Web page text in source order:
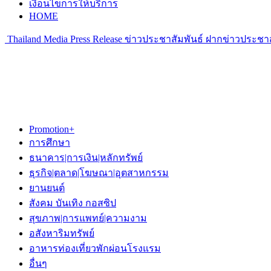
เงื่อนไขการให้บริการ
HOME
Thailand Media Press Release ข่าวประชาสัมพันธ์ ฝากข่าวประ
Promotion+
การศึกษา
ธนาคาร|การเงิน|หลักทรัพย์
ธุรกิจ|ตลาด|โฆษณา|อุตสาหกรรม
ยานยนต์
สังคม บันเทิง กอสซิป
สุขภาพ|การแพทย์|ความงาม
อสังหาริมทรัพย์
อาหารท่องเที่ยวพักผ่อนโรงแรม
อื่นๆ